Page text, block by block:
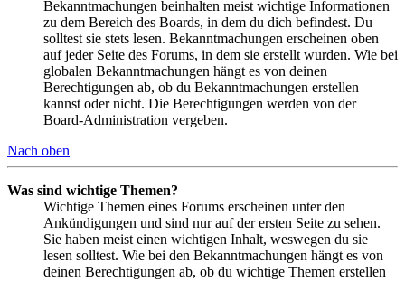
Bekanntmachungen beinhalten meist wichtige Informationen
zu dem Bereich des Boards, in dem du dich befindest. Du
solltest sie stets lesen. Bekanntmachungen erscheinen oben
auf jeder Seite des Forums, in dem sie erstellt wurden. Wie bei
globalen Bekanntmachungen hängt es von deinen
Berechtigungen ab, ob du Bekanntmachungen erstellen
kannst oder nicht. Die Berechtigungen werden von der
Board-Administration vergeben.
Nach oben
Was sind wichtige Themen?
Wichtige Themen eines Forums erscheinen unter den
Ankündigungen und sind nur auf der ersten Seite zu sehen.
Sie haben meist einen wichtigen Inhalt, weswegen du sie
lesen solltest. Wie bei den Bekanntmachungen hängt es von
deinen Berechtigungen ab, ob du wichtige Themen erstellen